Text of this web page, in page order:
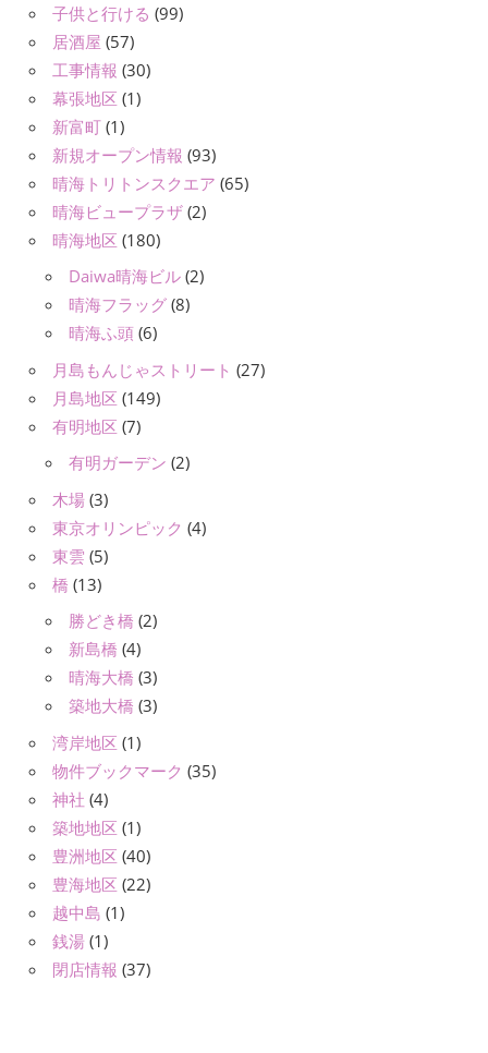
子供と行ける (99)
居酒屋 (57)
工事情報 (30)
幕張地区 (1)
新富町 (1)
新規オープン情報 (93)
晴海トリトンスクエア (65)
晴海ビュープラザ (2)
晴海地区 (180)
Daiwa晴海ビル (2)
晴海フラッグ (8)
晴海ふ頭 (6)
月島もんじゃストリート (27)
月島地区 (149)
有明地区 (7)
有明ガーデン (2)
木場 (3)
東京オリンピック (4)
東雲 (5)
橋 (13)
勝どき橋 (2)
新島橋 (4)
晴海大橋 (3)
築地大橋 (3)
湾岸地区 (1)
物件ブックマーク (35)
神社 (4)
築地地区 (1)
豊洲地区 (40)
豊海地区 (22)
越中島 (1)
銭湯 (1)
閉店情報 (37)